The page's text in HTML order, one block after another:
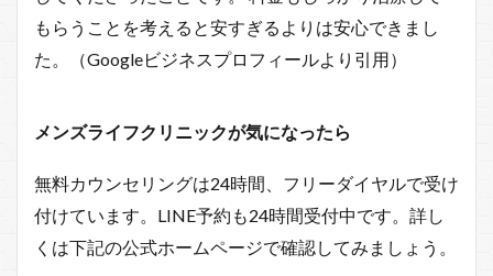
もらうことを考えると安すぎるよりは安心できまし
た。（Googleビジネスプロフィールより引用）
メンズライフクリニックが気になったら
無料カウンセリングは24時間、フリーダイヤルで受け
付けています。LINE予約も24時間受付中です。詳し
くは下記の公式ホームページで確認してみましょう。